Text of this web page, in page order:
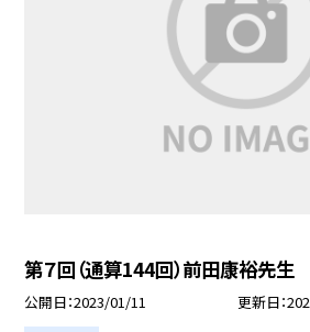
第７回（通算144回）前田康裕先
公開日 2023/01/11 更新日